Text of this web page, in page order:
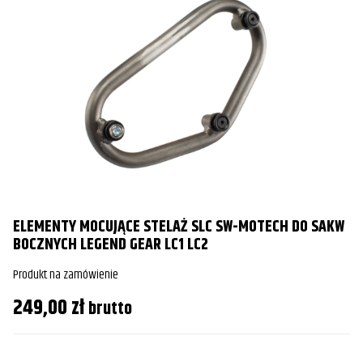
ELEMENTY MOCUJĄCE STELAŻ SLC SW-MOTECH DO SAKW
BOCZNYCH LEGEND GEAR LC1 LC2
Produkt na zamówienie
249,00złbrutto